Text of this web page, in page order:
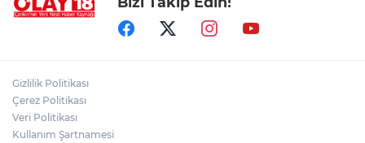
ÖZGÜR ÖZEL VE VELİ AĞBABA
HAKKINDA KRİTİK GELİŞME
CHP İL BAŞKANLIĞI'NA KAMİL AKDOĞAN
Gizlilik Politikası
Çerez Politikası
Veri Politikası
Kullanım Şartnamesi